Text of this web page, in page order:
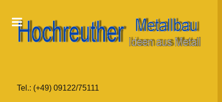
Tel.: (+49) 09122/75111